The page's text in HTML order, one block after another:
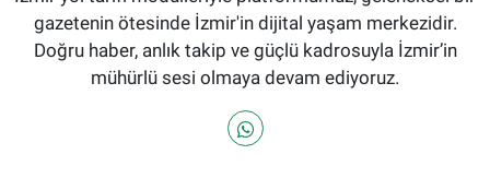
gazetenin ötesinde İzmir'in dijital yaşam merkezidir.
Doğru haber, anlık takip ve güçlü kadrosuyla İzmir’in
mühürlü sesi olmaya devam ediyoruz.